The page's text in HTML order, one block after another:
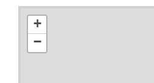
Consultar honorarios de agencia.
+
−